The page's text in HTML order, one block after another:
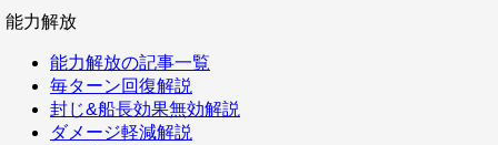
能力解放
能力解放の記事一覧
毎ターン回復解説
封じ&船長効果無効解説
ダメージ軽減解説